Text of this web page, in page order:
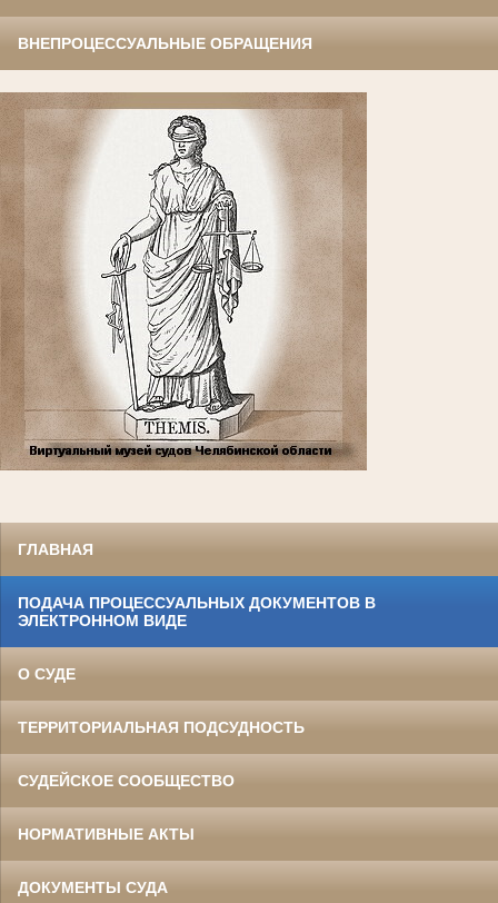
ВНЕПРОЦЕССУАЛЬНЫЕ ОБРАЩЕНИЯ
ГЛАВНАЯ
ПОДАЧА ПРОЦЕССУАЛЬНЫХ ДОКУМЕНТОВ В
ЭЛЕКТРОННОМ ВИДЕ
О СУДЕ
ТЕРРИТОРИАЛЬНАЯ ПОДСУДНОСТЬ
СУДЕЙСКОЕ СООБЩЕСТВО
НОРМАТИВНЫЕ АКТЫ
ДОКУМЕНТЫ СУДА